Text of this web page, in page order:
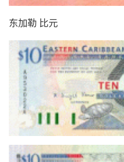
东加勒 比元